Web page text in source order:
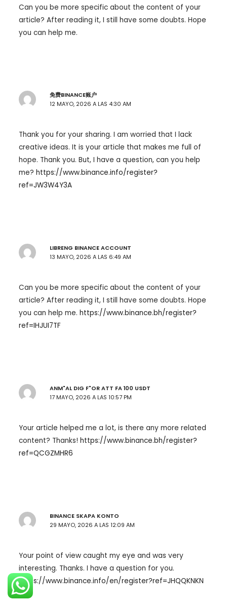
Can you be more specific about the content of your
article? After reading it, I still have some doubts. Hope
you can help me.
免费BINANCE账户
12 MAYO, 2026 A LAS 4:30 AM
Thank you for your sharing. I am worried that I lack
creative ideas. It is your article that makes me full of
hope. Thank you. But, I have a question, can you help
me? https://www.binance.info/register?
ref=JW3W4Y3A
LIBRENG BINANCE ACCOUNT
13 MAYO, 2026 A LAS 6:49 AM
Can you be more specific about the content of your
article? After reading it, I still have some doubts. Hope
you can help me. https://www.binance.bh/register?
ref=IHJUI7TF
ANM"AL DIG F"OR ATT FA 100 USDT
17 MAYO, 2026 A LAS 10:57 PM
Your article helped me a lot, is there any more related
content? Thanks! https://www.binance.bh/register?
ref=QCGZMHR6
BINANCE SKAPA KONTO
29 MAYO, 2026 A LAS 12:09 AM
Your point of view caught my eye and was very
interesting. Thanks. I have a question for you.
https://www.binance.info/en/register?ref=JHQQKNKN